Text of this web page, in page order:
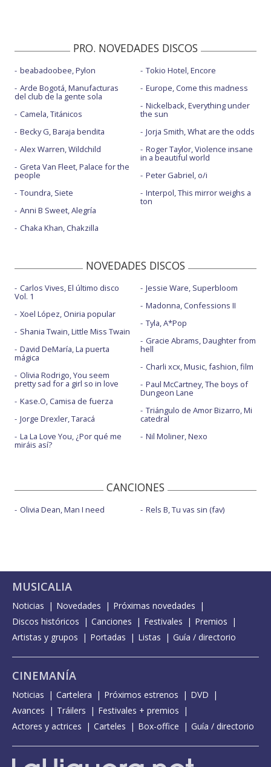
PRO. NOVEDADES DISCOS
beabadoobee, Pylon
Arde Bogotá, Manufacturas
del club de la gente sola
Camela, Titánicos
Becky G, Baraja bendita
Alex Warren, Wildchild
Greta Van Fleet, Palace for the
people
Toundra, Siete
Anni B Sweet, Alegría
Chaka Khan, Chakzilla
Tokio Hotel, Encore
Europe, Come this madness
Nickelback, Everything under
the sun
Jorja Smith, What are the odds
Roger Taylor, Violence insane
in a beautiful world
Peter Gabriel, o/i
Interpol, This mirror weighs a
ton
NOVEDADES DISCOS
Carlos Vives, El último disco
Vol. 1
Xoel López, Oniria popular
Shania Twain, Little Miss Twain
David DeMaría, La puerta
mágica
Olivia Rodrigo, You seem
pretty sad for a girl so in love
Kase.O, Camisa de fuerza
Jorge Drexler, Taracá
La La Love You, ¿Por qué me
miráis así?
Jessie Ware, Superbloom
Madonna, Confessions II
Tyla, A*Pop
Gracie Abrams, Daughter from
hell
Charli xcx, Music, fashion, film
Paul McCartney, The boys of
Dungeon Lane
Triángulo de Amor Bizarro, Mi
catedral
Nil Moliner, Nexo
CANCIONES
Olivia Dean, Man I need Rels B, Tu vas sin (fav)
MUSICALIA
Noticias Novedades
Próximas novedades
Discos históricos
Canciones Festivales
Premios
Artistas y grupos
Portadas Listas Guía / directorio
CINEMANÍA
Noticias Cartelera Próximos estrenos
DVD
Avances
Tráilers
Festivales + premios
Actores y actrices
Carteles Box-office Guía / directorio